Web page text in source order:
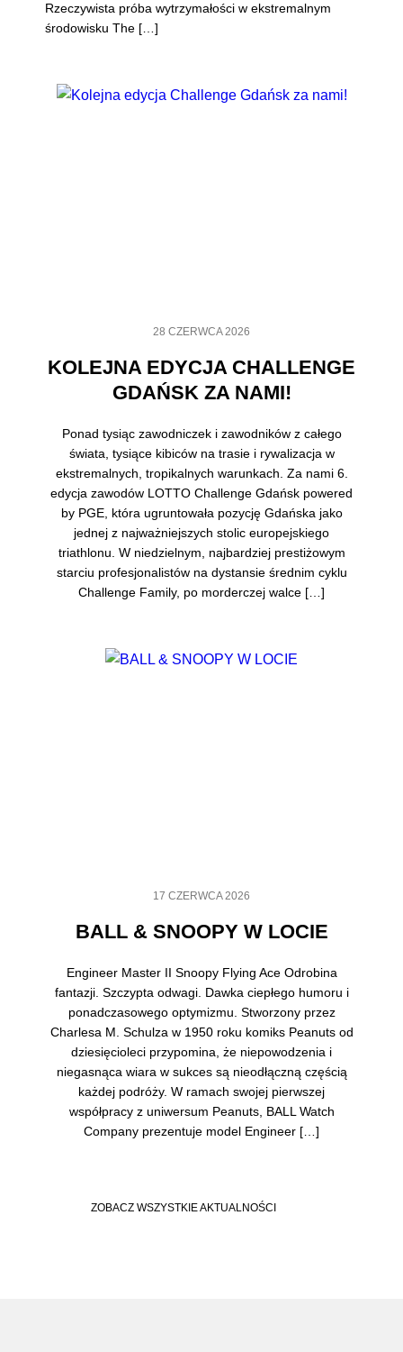
Rzeczywista próba wytrzymałości w ekstremalnym
środowisku The […]
28 CZERWCA 2026
KOLEJNA EDYCJA CHALLENGE
GDAŃSK ZA NAMI!
Ponad tysiąc zawodniczek i zawodników z całego
świata, tysiące kibiców na trasie i rywalizacja w
ekstremalnych, tropikalnych warunkach. Za nami 6.
edycja zawodów LOTTO Challenge Gdańsk powered
by PGE, która ugruntowała pozycję Gdańska jako
jednej z najważniejszych stolic europejskiego
triathlonu. W niedzielnym, najbardziej prestiżowym
starciu profesjonalistów na dystansie średnim cyklu
Challenge Family, po morderczej walce […]
17 CZERWCA 2026
BALL & SNOOPY W LOCIE
Engineer Master II Snoopy Flying Ace Odrobina
fantazji. Szczypta odwagi. Dawka ciepłego humoru i
ponadczasowego optymizmu. Stworzony przez
Charlesa M. Schulza w 1950 roku komiks Peanuts od
dziesięcioleci przypomina, że niepowodzenia i
niegasnąca wiara w sukces są nieodłączną częścią
każdej podróży. W ramach swojej pierwszej
współpracy z uniwersum Peanuts, BALL Watch
Company prezentuje model Engineer […]
ZOBACZ WSZYSTKIE AKTUALNOŚCI